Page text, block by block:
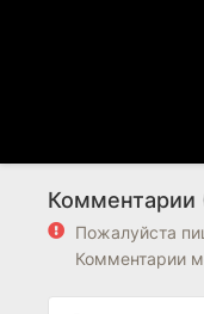
Комментарии
Пожалуйста
Комментарии